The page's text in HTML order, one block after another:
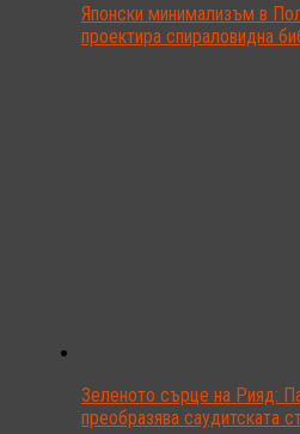
Японски минимализъм в
проектира спираловидна
Зеленото сърце на Рияд:
преобразява саудитската